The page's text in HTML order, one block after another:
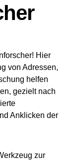
Hier
von Adressen,
helfen
gezielt nach
Anklicken der
zur